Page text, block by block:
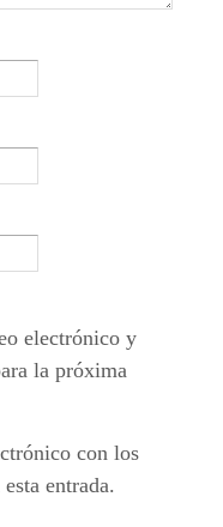
electrónico y
la próxima
con los
entrada.